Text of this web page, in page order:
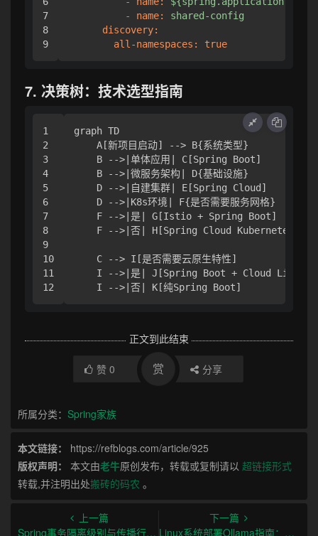
7
8
-
name:
shared-config
discovery:
all-namespaces:
true
7. 决策树：技术选型指南
1
2
3
4
5
6
7
8
9
10
11
graph TD
    A[新项目启动] --> B{系统类型}
    B -->|单体应用| C[Spring Boot]
    B -->|微服务架构| D{基础设施}
    D -->|自建集群| E[Spring Cloud]
    D -->|K8s环境| F{是否需要服务网格}
    F -->|是| G[Istio + Spring Boot]
    F -->|否| H[Spring Cloud Kubernetes]
    C --> I[是否需要云原生特性]
I -->|是| J[Spring Boot + Cloud
正文到此结束
赞 0 赏 分享
所属分类： Spring家族
本文链接：
https://refblogs.com/article/925
版权声明：
本文由老牛原创发布，转载或复制请以 超链接形式
转载,并注明出处搬砖的码农 。
上一篇
Spring事务隔离级别与传播行为及最佳实践
下一篇
Linux系统部署Ollama指南：从安装到生产环境实践